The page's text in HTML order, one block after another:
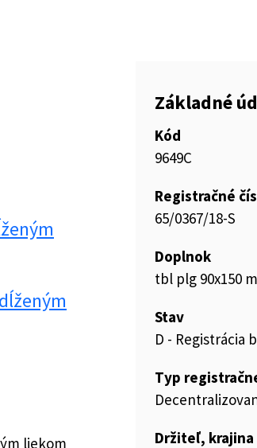
liekom
Základné
Kód
9649C
Registračné
65/0367/18-S
Doplnok
tbl plg 90x150
Stav
D - Registrácia
Typ
Držiteľ, krajina